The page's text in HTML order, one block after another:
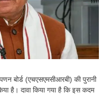
बोर्ड (एचएसएमसीआरबी) की पुरानी
है। दावा किया गया है कि इस कदम